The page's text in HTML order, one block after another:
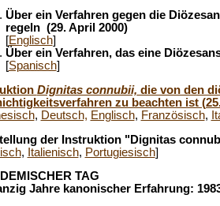
Über ein Verfahren gegen die
regeln (29. April 2000)
[Englisch]
Über ein Verfahren, das eine
[Spanisch]
Dignitas connubii, die von den
zu beachten ist
, Deutsch, Englisch, Französisch,
der Instruktion "Dignitas
, Italienisch, Portugiesisch]
TAG
Jahre kanonischer Erfahrung: